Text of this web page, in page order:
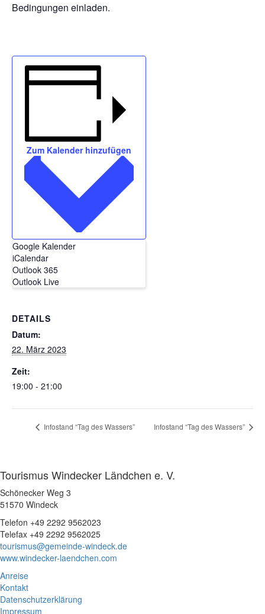
Bedingungen einladen.
Zum Kalender hinzufügen
Google Kalender
iCalendar
Outlook 365
Outlook Live
DETAILS
Datum:
22. März 2023
Zeit:
19:00 - 21:00
Infostand “Tag des Wassers” Infostand “Tag des Wassers”
Tourismus Windecker Ländchen e. V.
Schönecker Weg 3
51570 Windeck
Telefon +49 2292 9562023
Telefax +49 2292 9562025
tourismus@gemeinde-windeck.de
www.windecker-laendchen.com
Anreise
Kontakt
Datenschutzerklärung
Impressum